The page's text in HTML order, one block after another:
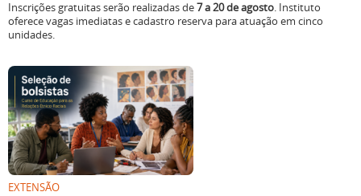
Inscrições gratuitas serão realizadas de7 a 20 de agosto. Instituto
oferece vagas imediatas e cadastro reserva para atuação em cinco
unidades.
EXTENSÃO